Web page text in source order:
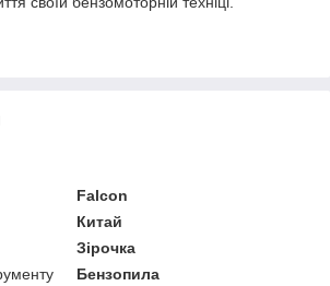
Falcon
Китай
Зірочка
Бензопила